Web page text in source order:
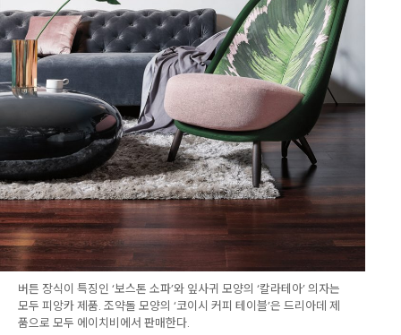
버튼 장식이 특징인 ‘보스톤 소파’와 잎사귀 모양의 ‘칼라테아’ 의자는
모두 피앙카 제품. 조약돌 모양의 ‘코이시 커피 테이블’은 드리아데 제
품으로 모두 에이치비에서 판매한다.